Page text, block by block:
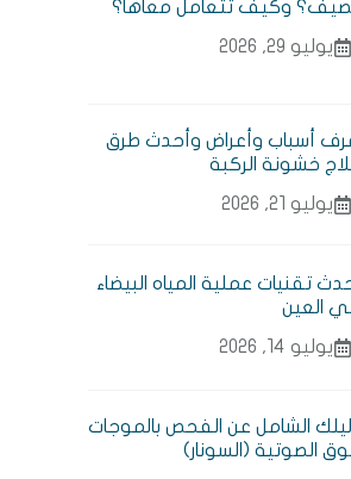
وكيف تتعامل معاها؟
يوليو 29, 2026
أسباب وأعراض وأحدث طرق
خشونة الركبة
يوليو 21, 2026
تقنيات عملية المياه البيضاء
العين
يوليو 14, 2026
الشامل عن الفحص بالموجات
الصوتية (السونار)